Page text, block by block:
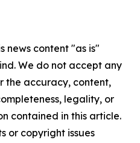
news content "as is"
We do not accept any
the accuracy, content,
legality, or
contained in this article.
or copyright issues